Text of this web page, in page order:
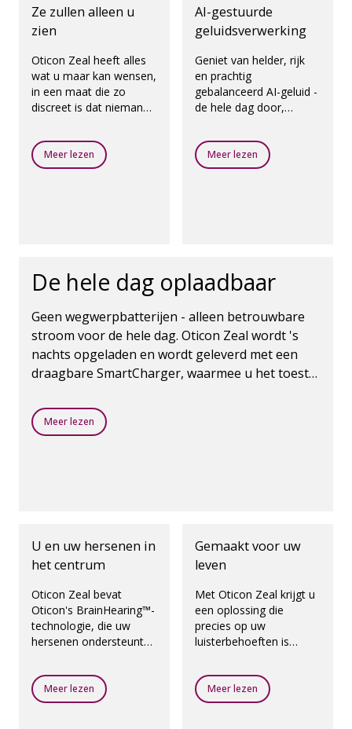
Ze zullen alleen u
zien
Oticon Zeal heeft alles
wat u maar kan wensen,
in een maat die zo
discreet is dat niemand
Ze zullen alleen merken
dat u weer meer uzelf
bent.
Meer lezen
AI-gestuurde
geluidsverwerking
Geniet van helder, rijk
en prachtig
gebalanceerd AI-geluid -
de hele dag door,
zich naadloos aan uw
behoeften aan, zodat u
zich in elke situatie
Meer lezen
De hele dag oplaadbaar
Geen wegwerpbatterijen - alleen betrouwbare
stroom voor de hele dag. Oticon Zeal wordt 's
nachts opgeladen en wordt geleverd met een
draagbare SmartCharger, waarmee u het toestel
stopcontact.
Meer lezen
U en uw hersenen in
het centrum
Oticon Zeal bevat
Oticon's BrainHearing™-
technologie, die uw
hersenen ondersteunt
te geven die er toe
doen, zodat u geluiden
beter kunt verstaan en u
Meer lezen
Gemaakt voor uw
leven
Met Oticon Zeal krijgt u
een oplossing die
precies op uw
luisterbehoeften is
mogelijkheid van
aanpassing op dezelfde
dag kunt u nog dezelfde
Meer lezen